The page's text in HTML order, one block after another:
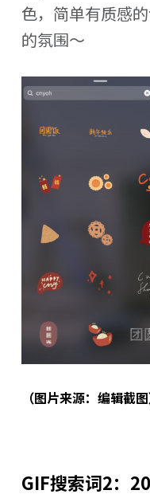
色，简单有质感
的氛围～
（图片来源：编辑截图
GIF搜索词2：